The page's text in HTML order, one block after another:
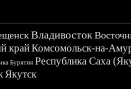
Владивосток
крайКомсомольск-на-
Бурятия Республика Саха
Якутск